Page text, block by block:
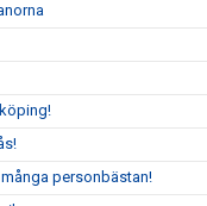
personbästan!